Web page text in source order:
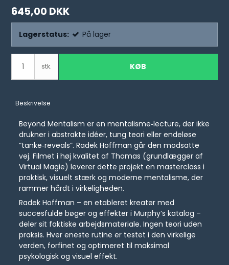
645,00 DKK
Lagerstatus: På lager
stk. KØB
Beskrivelse
Beyond Mentalism er en mentalisme‑lecture, der ikke
drukner i abstrakte idéer, tung teori eller endeløse
“tanke‑reveals”. Radek Hoffman går den modsatte
vej. Filmet i høj kvalitet af Thomas (grundlægger af
Virtual Magie) leverer dette projekt en masterclass i
praktisk, visuelt stærk og moderne mentalisme, der
rammer hårdt i virkeligheden.
Radek Hoffman – en etableret kreatør med
succesfulde bøger og effekter i Murphy’s katalog –
deler sit faktiske arbejdsmateriale. Ingen teori uden
praksis. Hver eneste rutine er testet i den virkelige
verden, forfinet og optimeret til maksimal
psykologisk og visuel effekt.